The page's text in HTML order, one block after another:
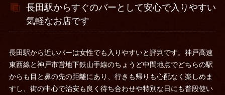
長田駅からすぐのバーとして安心で入りやすい
気軽なお店です
長田駅から近いバーは女性でも入りやすいと評判です。神戸高速
東西線と神戸市営地下鉄山手線のちょうど中間地点でどちらの駅
からも目と鼻の先の距離にあり、行きも帰りも心配なく楽しめま
すし、街の中心で治安も良く待ち合わせや特別な日にも普段使い